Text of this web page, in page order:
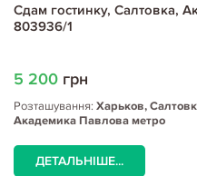
Сдам гостинку, Салтовка,
803936/1
5 200 грн
Розташування: Харьков,
Академика Павлова метро
ДЕТАЛЬНІШЕ...